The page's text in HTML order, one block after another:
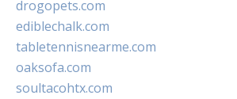
drogopets.com
ediblechalk.com
tabletennisnearme.com
oaksofa.com
soultacohtx.com